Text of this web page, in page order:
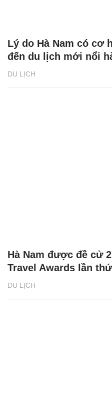
DU LỊCH
Lý do Hà Nam có cơ
đến du lịch mới nổi
DU LỊCH
Hà Nam được đề cử
Travel Awards lần